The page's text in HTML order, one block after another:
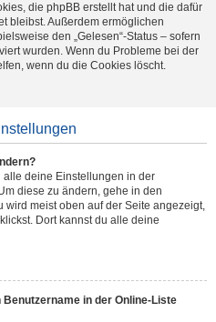
die phpBB erstellt hat und die dafür
bleibst. Außerdem ermöglichen
den „Gelesen“-Status – sofern
wurden. Wenn du Probleme bei der
wenn du die Cookies löscht.
alle deine Einstellungen in der
diese zu ändern, gehe in den
wird meist oben auf der Seite angezeigt,
Dort kannst du alle deine
in der Online-Liste